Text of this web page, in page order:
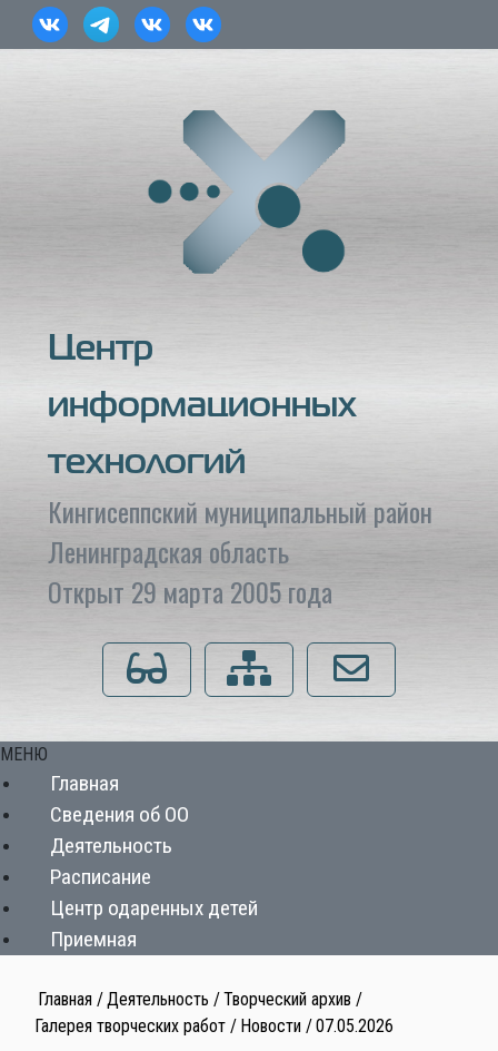
Центр
информационных
технологий
Кингисеппский муниципальный район
Ленинградская область
Открыт 29 марта 2005 года
Для слабовидящихКарта сайта Напишите нам
МЕНЮ
Главная
Сведения об ОО
Деятельность
Расписание
Центр одаренных детей
Приемная
Главная Деятельность
Творческий архив
Галерея творческих работ
Новости 07.05.2026